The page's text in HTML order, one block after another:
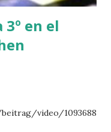
en el
video/1093688